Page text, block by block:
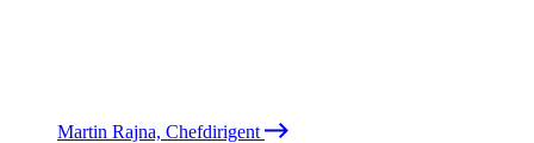
Martin Rajna, Chefdirigent